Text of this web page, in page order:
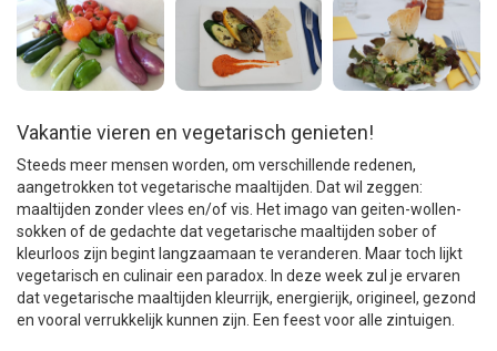
Vakantie vieren en vegetarisch genieten!
Steeds meer mensen worden, om verschillende redenen,
aangetrokken tot vegetarische maaltijden. Dat wil zeggen:
maaltijden zonder vlees en/of vis. Het imago van geiten-wollen-
sokken of de gedachte dat vegetarische maaltijden sober of
kleurloos zijn begint langzaamaan te veranderen. Maar toch lijkt
vegetarisch en culinair een paradox. In deze week zul je ervaren
dat vegetarische maaltijden kleurrijk, energierijk, origineel, gezond
en vooral verrukkelijk kunnen zijn. Een feest voor alle zintuigen.